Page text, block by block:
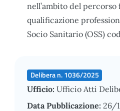
nell’ambito del percorso
qualificazione
Socio Sanitario (OSS)
Delibera n. 1036/2025
Ufficio: Ufficio Atti
Data Pubblicazione: 26/